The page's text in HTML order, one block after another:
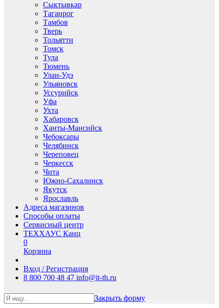
Сыктывкар
Таганрог
Тамбов
Тверь
Тольятти
Томск
Тула
Тюмень
Улан-Удэ
Ульяновск
Уссурийск
Уфа
Ухта
Хабаровск
Ханты-Мансийск
Чебоксары
Челябинск
Череповец
Черкесск
Чита
Южно-Сахалинск
Якутск
Ярославль
Адреса магазинов
Способы оплаты
Сервисный центр
ТЕХХАУС Канц
0
Корзина
Вход / Регистрация
8 800 700 48 47 info@it-th.ru
Закрыть форму